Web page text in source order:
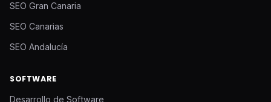
SEO Gran Canaria
SEO Canarias
SEO Andalucía
SOFTWARE
Desarrollo de Software